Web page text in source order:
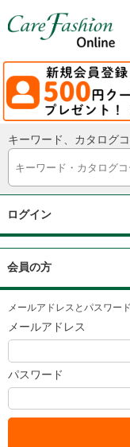
キーワード、カタログ
ログイン
会員の方
メールアドレスとパスワー
メールアドレス
パスワード